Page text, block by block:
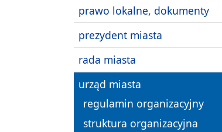
prawo lokalne, dokumenty
prezydent miasta
rada miasta
urząd miasta
regulamin organizacyjny
struktura organizacyjna